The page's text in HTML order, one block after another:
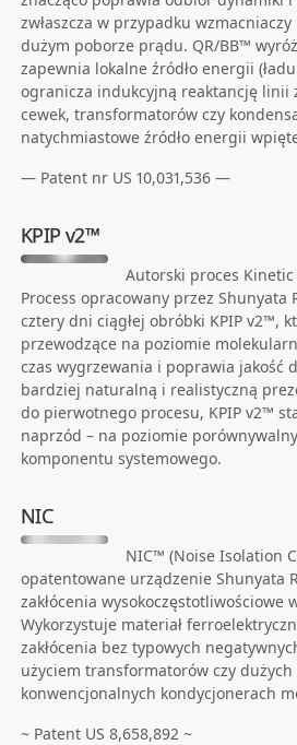
zwłaszcza w przypadku
dużym poborze prądu. QR/BB™
zapewnia lokalne źródło energii
ogranicza indukcyjną reaktancję linii
cewek, transformatorów czy
natychmiastowe źródło energii
— Patent nr US 10,031,536 —
KPIP v2™
Autorski proces
Process opracowany przez Shunyata
cztery dni ciągłej obróbki KPIP v2™,
przewodzące na poziomie
czas wygrzewania i poprawia jakość
bardziej naturalną i realistyczną
do pierwotnego procesu, KPIP v2™
naprzód – na poziomie
komponentu systemowego.
NIC
NIC™ (Noise Isolation
opatentowane urządzenie Shunyata
zakłócenia wysokoczęstotliwościowe
Wykorzystuje materiał
zakłócenia bez typowych
użyciem transformatorów czy
konwencjonalnych kondycjonerach
~ Patent US 8,658,892 ~